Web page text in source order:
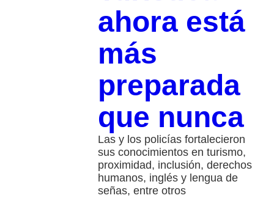
ahora está
más
preparada
que nunca
Las y los policías fortalecieron
sus conocimientos en turismo,
proximidad, inclusión, derechos
humanos, inglés y lengua de
señas, entre otros